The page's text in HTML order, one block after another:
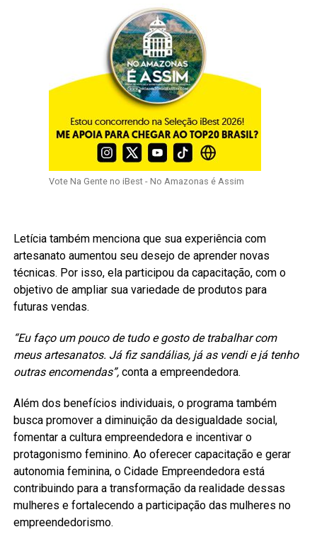
Vote Na Gente no iBest - No Amazonas é Assim
Letícia também menciona que sua experiência com
artesanato aumentou seu desejo de aprender novas
técnicas. Por isso, ela participou da capacitação, com o
objetivo de ampliar sua variedade de produtos para
futuras vendas.
“Eu faço um pouco de tudo e gosto de trabalhar com
meus artesanatos. Já fiz sandálias, já as vendi e já tenho
outras encomendas”,conta a empreendedora.
Além dos benefícios individuais, o programa também
busca promover a diminuição da desigualdade social,
fomentar a cultura empreendedora e incentivar o
protagonismo feminino. Ao oferecer capacitação e gerar
autonomia feminina, o Cidade Empreendedora está
contribuindo para a transformação da realidade dessas
mulheres e fortalecendo a participação das mulheres no
empreendedorismo.